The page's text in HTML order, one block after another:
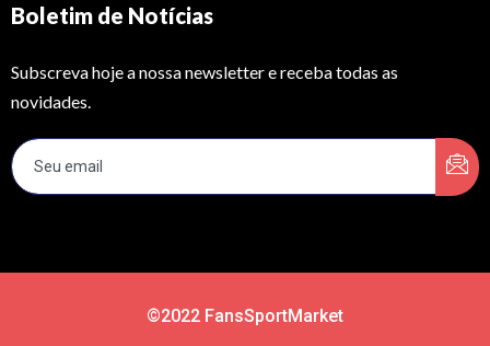
Boletim de Notícias
Subscreva hoje a nossa newsletter e receba todas as
novidades.
©2022 FansSportMarket